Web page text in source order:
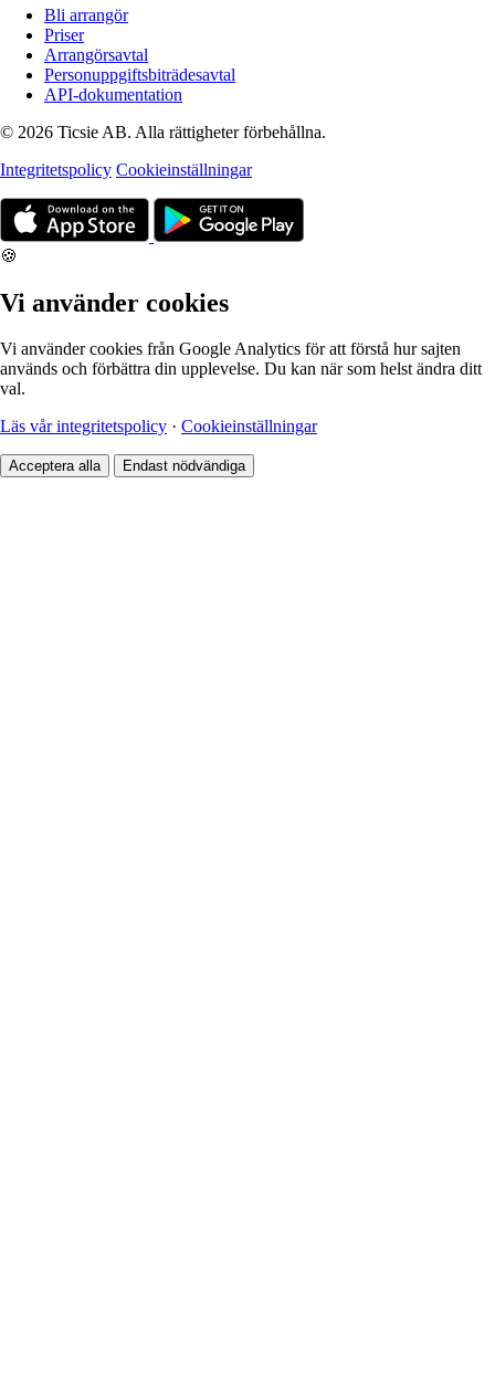
Bli arrangör
Priser
Arrangörsavtal
Personuppgiftsbiträdesavtal
API-dokumentation
© 2026 Ticsie AB. Alla rättigheter förbehållna.
Integritetspolicy Cookieinställningar
🍪
Vi använder cookies
Vi använder cookies från Google Analytics för att förstå hur sajten
används och förbättra din upplevelse. Du kan när som helst ändra ditt
val.
Läs vår integritetspolicy · Cookieinställningar
Acceptera alla Endast nödvändiga